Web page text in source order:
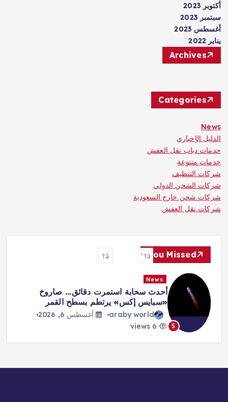
أكتوبر 2023
سبتمبر 2023
أغسطس 2023
يناير 2022
Archives
Categories
News
الدليل الإخباري
حدمات دباب نقل العفش
خدمات متنوعة
شركات التنظيف
شركات الشحن الدولي
شركات شحن خارج السعودية
شركات نقل العفش
You Missed
6
News
فرنسا تتهم شبكة روسية بشن حملة
تضليل ضد المرشح الرئاسي أتال
araby world
أغسطس 6, 2026